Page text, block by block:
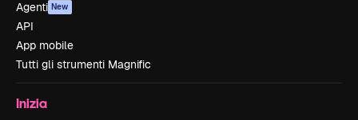
Agenti New
API
App mobile
Tutti gli strumenti Magnific
Inizia